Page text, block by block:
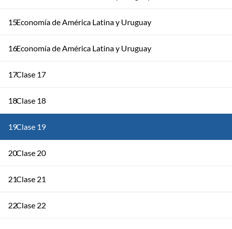
15Economía de América Latina y Uruguay
16Economía de América Latina y Uruguay
17Clase 17
18Clase 18
19Clase 19
20Clase 20
21Clase 21
22Clase 22